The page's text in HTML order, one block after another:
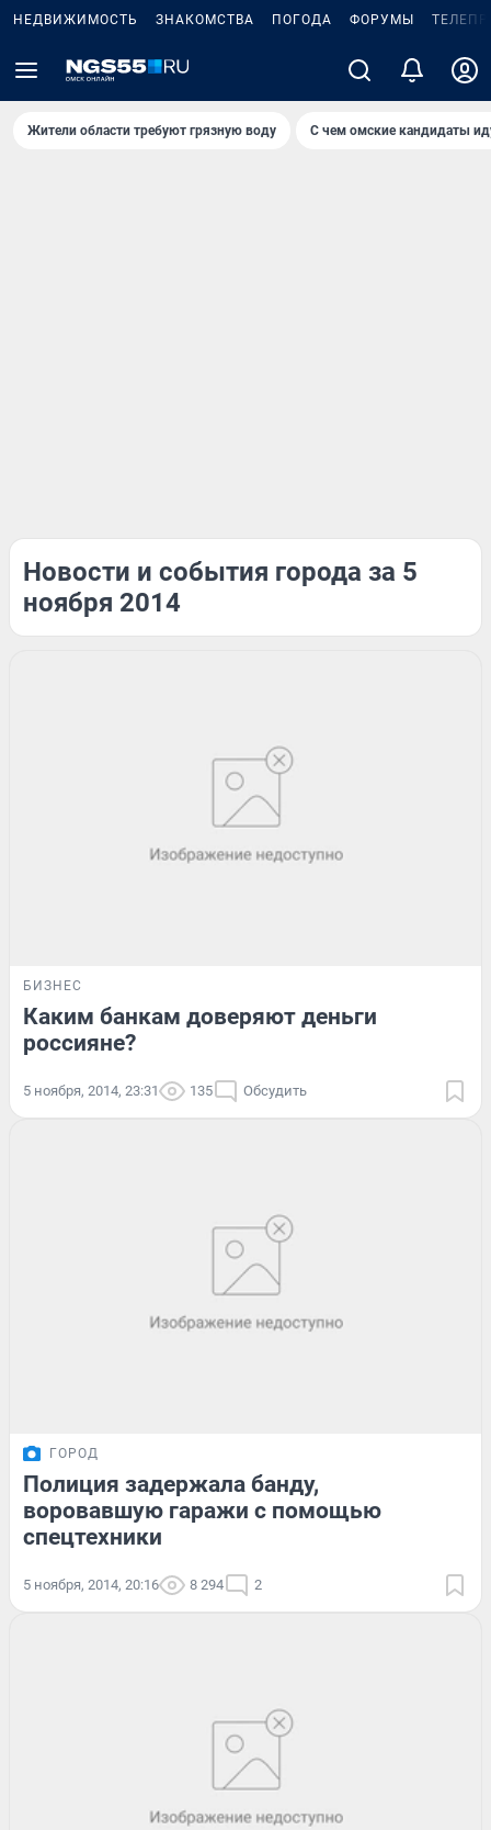
НЕДВИЖИМОСТЬ ЗНАКОМСТВА ПОГОДА ФОРУМЫ
Жители области требуют грязную воду С чем омские кандидаты
Новости и события города за 5
ноября 2014
БИЗНЕС
Каким банкам доверяют деньги
россияне?
5 ноября, 2014, 23:31 135 Обсудить
ГОРОД
Полиция задержала банду,
воровавшую гаражи с помощью
спецтехники
5 ноября, 2014, 20:16 8 294 2